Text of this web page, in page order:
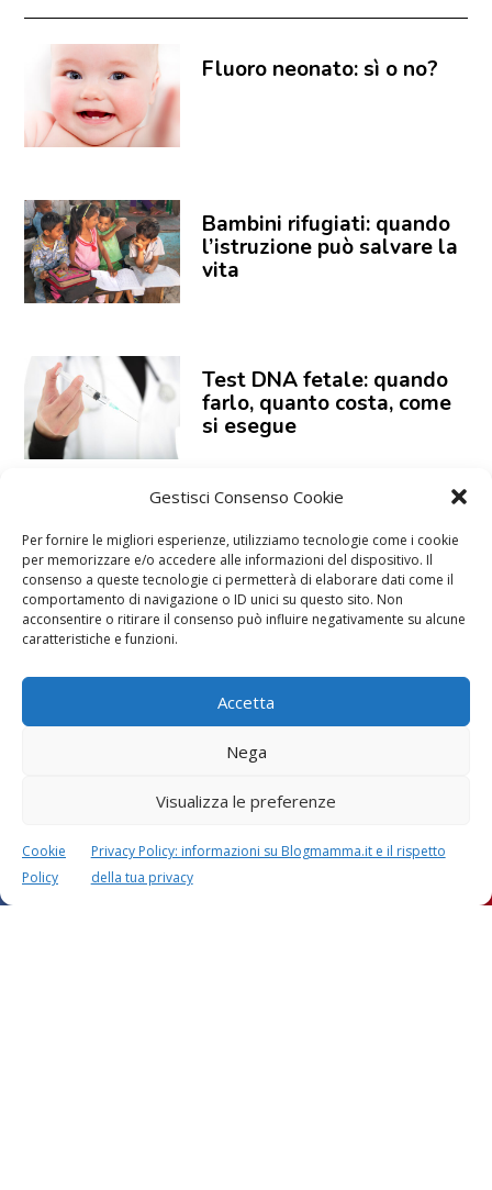
Gestisci Consenso Cookie
Per fornire le migliori esperienze, utilizziamo tecnologie come i cookie
per memorizzare e/o accedere alle informazioni del dispositivo. Il
consenso a queste tecnologie ci permetterà di elaborare dati come il
comportamento di navigazione o ID unici su questo sito. Non
acconsentire o ritirare il consenso può influire negativamente su alcune
caratteristiche e funzioni.
Accetta
Nega
Visualizza le preferenze
Cookie
Policy
Privacy Policy: informazioni su Blogmamma.it e il rispetto
della tua privacy
Fluoro neonato: sì o no?
Bambini rifugiati: quando
l’istruzione può salvare la
vita
Test DNA fetale: quando
farlo, quanto costa, come
si esegue
Giochi euristici: significato,
esempi, materiali